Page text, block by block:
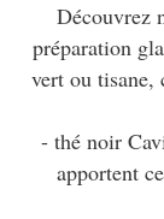
Découvrez
préparation
vert ou tisane,
- thé noir
apportent